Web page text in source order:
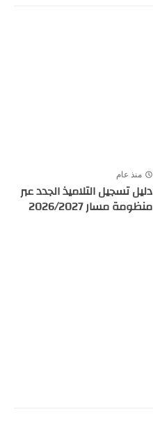
منذ عام
دليل تسجيل التلاميذ الجدد عبر
منظومة مسار 2026/2027